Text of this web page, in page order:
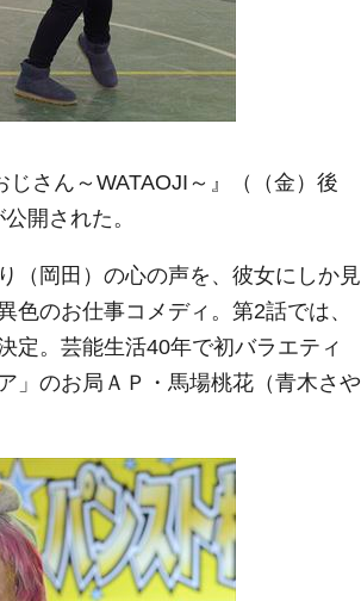
さん～WATAOJI～』（（金）後
開された。
（岡田）の心の声を、彼女にしか見
のお仕事コメディ。第2話では、
定。芸能生活40年で初バラエティ
」のお局ＡＰ・馬場桃花（青木さや